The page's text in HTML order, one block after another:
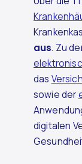
aus. Zu
das
sowie der
digitalen